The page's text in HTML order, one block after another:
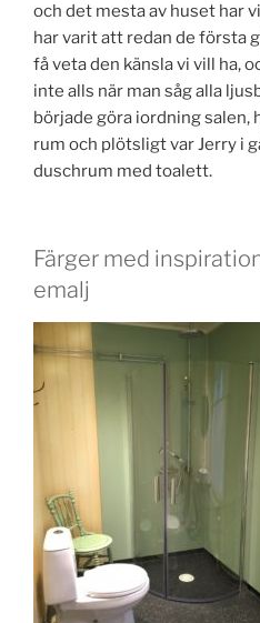
och det mesta av huset har
har varit att redan de första
få veta den känsla vi vill ha,
inte alls när man såg alla
började göra iordning salen,
rum och plötsligt var Jerry i
duschrum med toalett.
Färger med
emalj